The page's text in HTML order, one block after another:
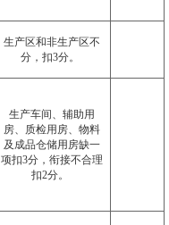
生产区和非生产区不
分，扣3分。
生产车间、辅助用
房、质检用房、物料
及成品仓储用房缺一
项扣3分，衔接不合理
扣2分。